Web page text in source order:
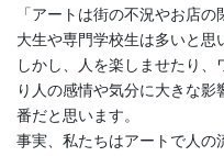
「アートは街の不況やお店
大生や専門学校生は多いと思
しかし、人を楽しませたり、
り人の感情や気分に大きな
番だと思います。
事実、私たちはアートで人の